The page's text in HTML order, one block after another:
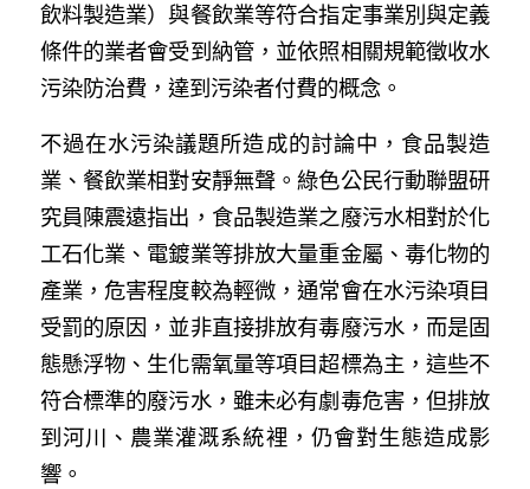
飲料製造業）與餐飲業等符合指定事業別與定義
條件的業者會受到納管，並依照相關規範徵收水
污染防治費，達到污染者付費的概念。
不過在水污染議題所造成的討論中，食品製造
業、餐飲業相對安靜無聲。綠色公民行動聯盟研
究員陳震遠指出，食品製造業之廢污水相對於化
工石化業、電鍍業等排放大量重金屬、毒化物的
產業，危害程度較為輕微，通常會在水污染項目
受罰的原因，並非直接排放有毒廢污水，而是固
態懸浮物、生化需氧量等項目超標為主，這些不
符合標準的廢污水，雖未必有劇毒危害，但排放
到河川、農業灌溉系統裡，仍會對生態造成影
響。